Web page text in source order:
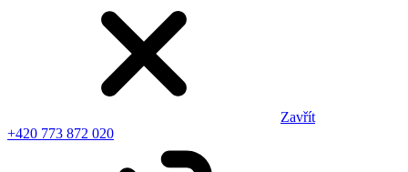
Zavřít
+420 773 872 020